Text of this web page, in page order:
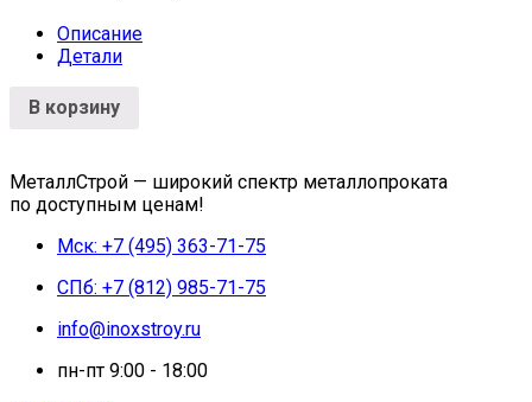
Описание
Детали
В корзину
МеталлСтрой — широкий спектр металлопроката
по доступным ценам!
Мск: +7 (495) 363-71-75
СПб: +7 (812) 985-71-75
info@inoxstroy.ru
пн-пт 9:00 - 18:00